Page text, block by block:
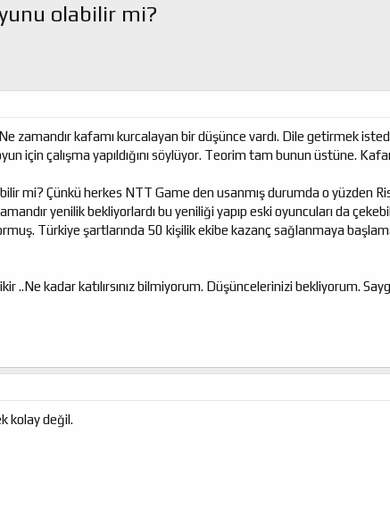
olabilir mi?
zamandır kafamı kurcalayan bir düşünce vardı. Dile getirmek
için çalışma yapıldığını söylüyor. Teorim tam bunun üstüne.
mi? Çünkü herkes NTT Game den usanmış durumda o yüzden
yenilik bekliyorlardı bu yeniliği yapıp eski oyuncuları da
Türkiye şartlarında 50 kişilik ekibe kazanç sağlanmaya
..Ne kadar katılırsınız bilmiyorum. Düşüncelerinizi bekliyorum.
kolay değil.